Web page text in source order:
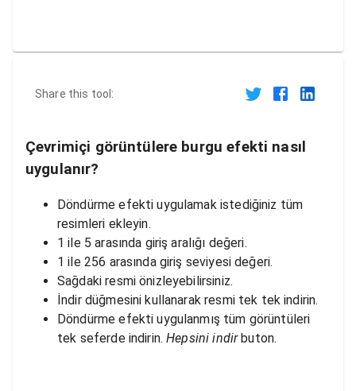
Share this tool:
Çevrimiçi görüntülere burgu efekti nasıl
uygulanır?
Döndürme efekti uygulamak istediğiniz tüm
resimleri ekleyin.
1 ile 5 arasında giriş aralığı değeri.
1 ile 256 arasında giriş seviyesi değeri.
Sağdaki resmi önizleyebilirsiniz.
İndir düğmesini kullanarak resmi tek tek indirin.
Döndürme efekti uygulanmış tüm görüntüleri
tek seferde indirin. Hepsini indirbuton.